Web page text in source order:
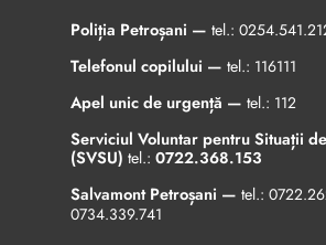
Poliția Petroșani — tel.:
Telefonul copilului — tel.: 116111
Apel unic de urgență — tel.: 112
Serviciul Voluntar pentru Situații
(SVSU) tel.: 0722.368.153
Salvamont Petroșani — tel.:
0734.339.741